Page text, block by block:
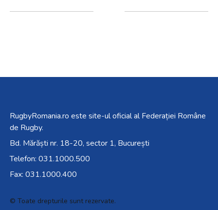
RugbyRomania.ro este site-ul oficial al Federației Române
de Rugby.
Bd. Mărăști nr. 18-20, sector 1, București
Telefon: 031.1000.500
Fax: 031.1000.400
© Toate drepturile sunt rezervate.